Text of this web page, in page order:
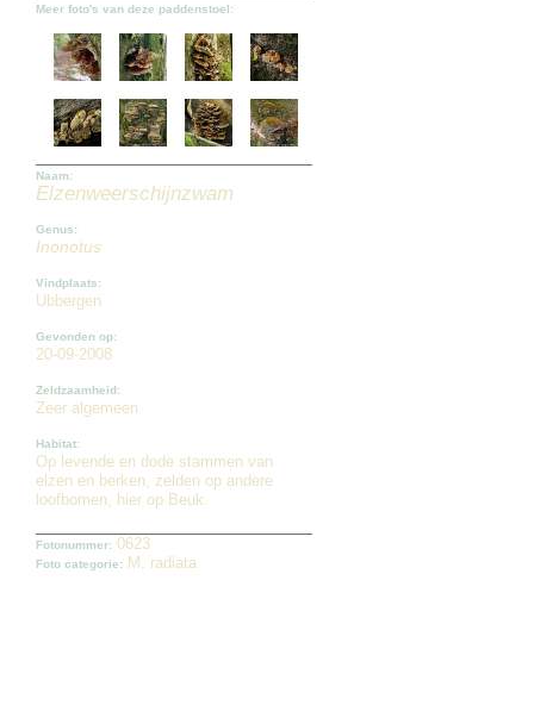
Meer foto's van deze paddenstoel:
Naam:
Elzenweerschijnzwam
Genus:
Inonotus
Vindplaats:
Ubbergen
Gevonden op:
20-09-2008
Zeldzaamheid:
Zeer algemeen
Habitat:
Op levende en dode stammen van
elzen en berken, zelden op andere
loofbomen, hier op Beuk.
Fotonummer: 0623
Foto categorie: M. radiata